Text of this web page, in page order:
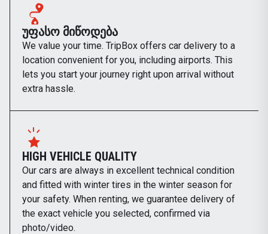
ᲣᲤᲐᲡᲝ ᲛᲘᲬᲝᲓᲔᲑᲐ
We value your time. TripBox offers car delivery to a
location convenient for you, including airports. This
lets you start your journey right upon arrival without
extra hassle.
HIGH VEHICLE QUALITY
Our cars are always in excellent technical condition
and fitted with winter tires in the winter season for
your safety. When renting, we guarantee delivery of
the exact vehicle you selected, confirmed via
photo/video.